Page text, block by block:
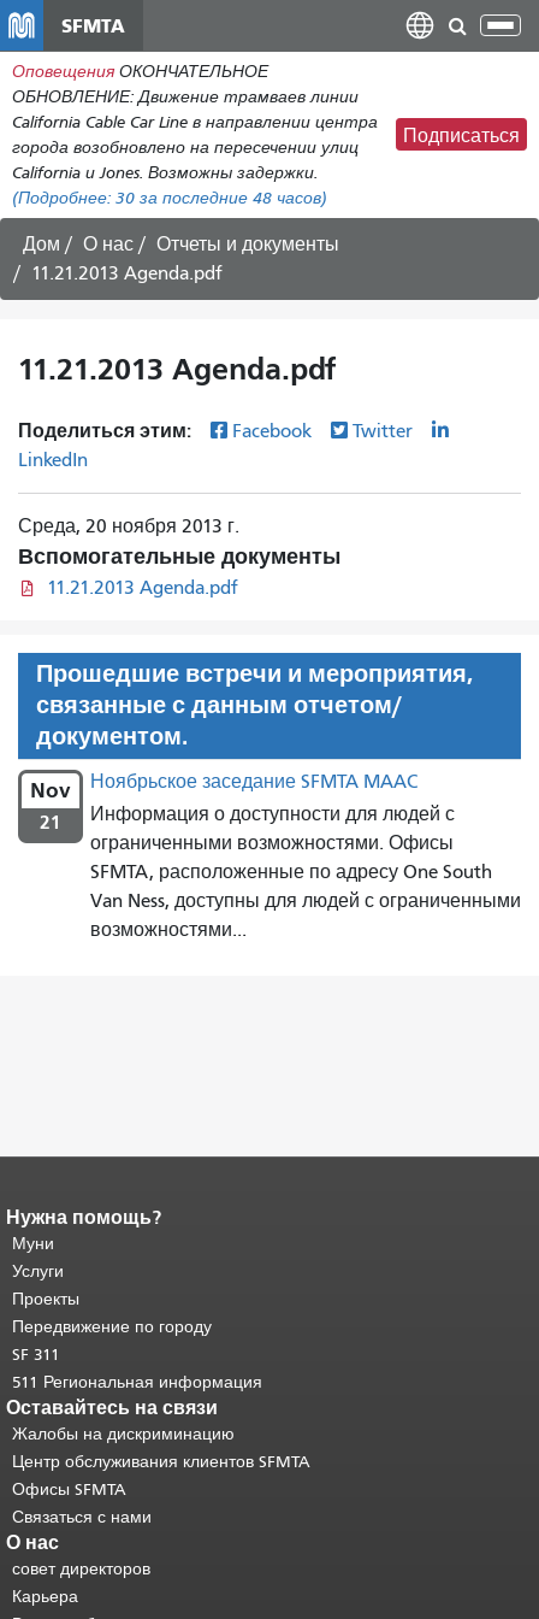
содержанию
SFMTA
Оповещения ОКОНЧАТЕЛЬНОЕ
ОБНОВЛЕНИЕ: Движение трамваев линии
California Cable Car Line в направлении центра
города возобновлено на пересечении улиц
California и Jones. Возможны задержки.
(Подробнее: 30 за последние 48 часов)
Подписаться
Дом О нас
Отчеты и документы
11.21.2013 Agenda.pdf
11.21.2013 Agenda.pdf
Поделиться этим: Facebook
Twitter
LinkedIn
Среда, 20 ноября 2013 г.
Вспомогательные документы
11.21.2013 Agenda.pdf
Прошедшие встречи и мероприятия,
связанные с данным отчетом/
документом.
Nov
21
Ноябрьское заседание SFMTA MAAC
Информация о доступности для людей с
ограниченными возможностями. Офисы
SFMTA, расположенные по адресу One South
Van Ness, доступны для людей с ограниченными
возможностями...
Конец содержимого
страницы.
страницы повторяется на каждой
странице.
основного содержимого .
Нужна помощь?
Муни
Услуги
Проекты
Передвижение по городу
SF 311
511 Региональная информация
Оставайтесь на связи
Жалобы на дискриминацию
Центр обслуживания клиентов SFMTA
Офисы SFMTA
Связаться с нами
О нас
совет директоров
Карьера